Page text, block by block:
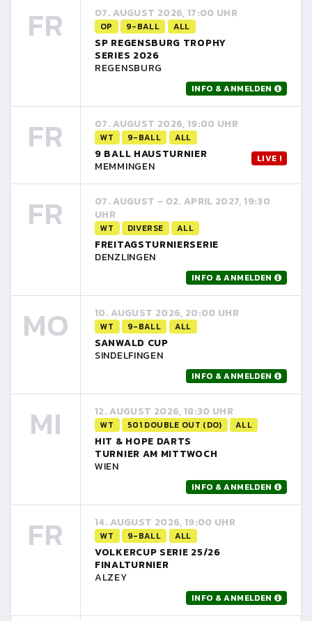
FR 07. AUGUST 2026, 17:00 UHR
OP 9-BALL ALL
SP REGENSBURG TROPHY
SERIES 2026
REGENSBURG
INFO & ANMELDEN
FR 07. AUGUST 2026, 19:00 UHR
WT 9-BALL ALL
9 BALL HAUSTURNIER
MEMMINGEN
LIVE !
FR
07. AUGUST - 02. APRIL 2027, 19:30
UHR
WT DIVERSE ALL
FREITAGSTURNIERSERIE
DENZLINGEN
INFO & ANMELDEN
MO 10. AUGUST 2026, 20:00 UHR
WT 9-BALL ALL
SANWALD CUP
SINDELFINGEN
INFO & ANMELDEN
MI 12. AUGUST 2026, 18:30 UHR
WT 501 DOUBLE OUT (DO) ALL
HIT & HOPE DARTS
TURNIER AM MITTWOCH
WIEN
INFO & ANMELDEN
FR 14. AUGUST 2026, 19:00 UHR
WT 9-BALL ALL
VOLKERCUP SERIE 25/26
FINALTURNIER
ALZEY
INFO & ANMELDEN